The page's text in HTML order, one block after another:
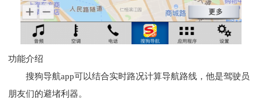
功能介绍
搜狗导航app可以结合实时路况计算导航路线，他是驾驶员
朋友们的避堵利器。